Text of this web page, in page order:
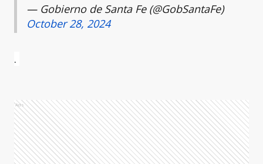
— Gobierno de Santa Fe (@GobSantaFe)
October 28, 2024
.
Ads